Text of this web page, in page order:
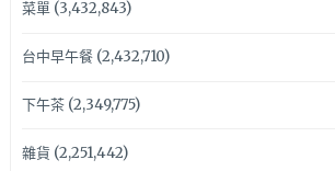
菜單(3,432,843)
台中早午餐(2,432,710)
下午茶(2,349,775)
雜貨 (2,251,442)